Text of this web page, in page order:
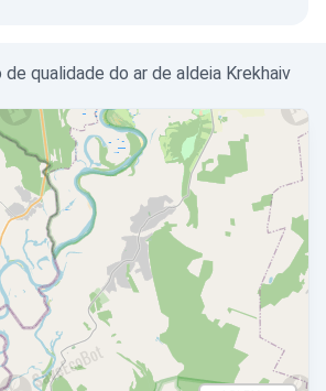
qualidade do ar de aldeia Krekhaiv